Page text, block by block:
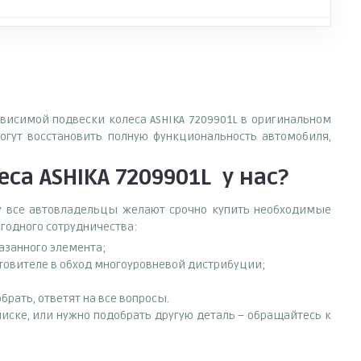
подвески колеса ASHIKA 7209901L в оригинальном
восстановить полную функциональность автомобиля,
ASHIKA 7209901L у нас?
все автовладельцы желают срочно купить необходимые
сотрудничества:
элемента;
в обход многоуровневой дистрибуции;
ответят на все вопросы.
или нужно подобрать другую деталь – обращайтесь к